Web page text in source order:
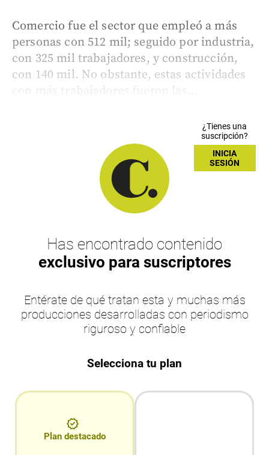
Comercio fue el sector que empleó a más
personas con 512 mil; seguido por industria,
con 325 mil trabajadores, y construcción,
con 140 mil. No obstante, estas actividades
con más trabajadores fueron las...
¿Tienes una
suscripción?
INICIA
SESIÓN
Has encontrado contenido
exclusivo para suscriptores
Entérate de qué tratan esta y muchas más
producciones desarrolladas con periodismo
riguroso y confiable
Selecciona tu plan
Plan destacado